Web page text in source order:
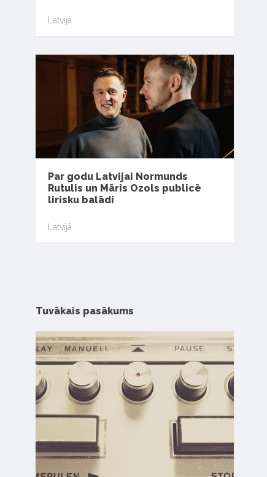
Latvijā
Par godu Latvijai Normunds
Rutulis un Māris Ozols publicē
lirisku balādi
Latvijā
Tuvākais pasākums